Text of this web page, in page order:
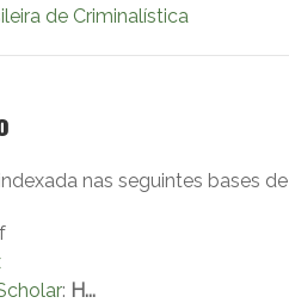
de Criminalística
nas seguintes bases
: H...